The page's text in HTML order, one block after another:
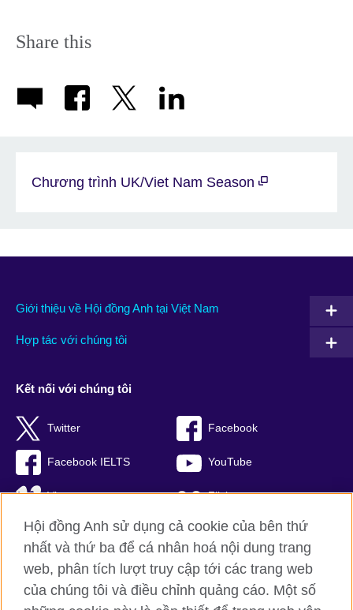
Share this
Chương trình UK/Viet Nam Season
Giới thiệu về Hội đồng Anh tại Việt Nam
Hợp tác với chúng tôi
Kết nối với chúng tôi
Twitter Facebook
Facebook IELTS YouTube
Vimeo Flickr
RSS TikTok
Hội đồng Anh sử dụng cả cookie của bên thứ
nhất và thứ ba để cá nhân hoá nội dung trang
web, phân tích lượt truy cập tới các trang web
của chúng tôi và điều chỉnh quảng cáo. Một số